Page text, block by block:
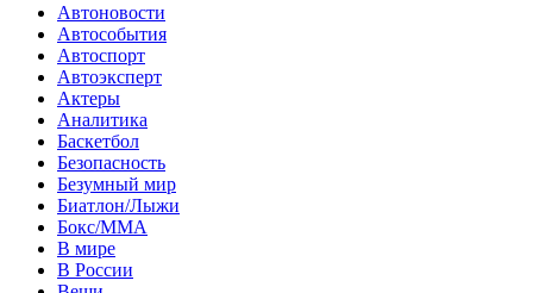
Автоновости
Автособытия
Автоспорт
Автоэксперт
Актеры
Аналитика
Баскетбол
Безопасность
Безумный мир
Биатлон/Лыжи
Бокс/MMA
В мире
В России